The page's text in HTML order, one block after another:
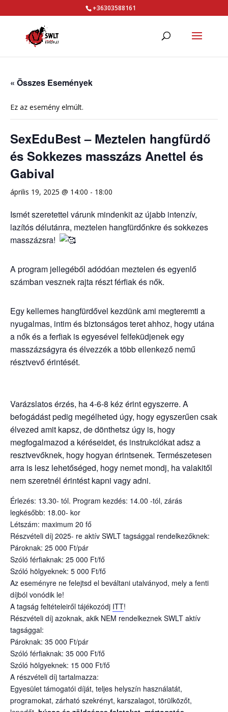
+36303588161
« Összes Események
Ez az esemény elmúlt.
SexEduBest – Meztelen hangfürdő
és Sokkezes masszázs Anettel és
Gabival
április 19, 2025 @ 14:00 - 18:00
Ismét szeretettel várunk mindenkit az újabb intenzív,
lazítós délutánra, meztelen hangfürdőnkre és sokkezes
masszázsra!
A program jellegéből adódóan meztelen és egyenlő
számban vesznek rajta részt férfiak és nők.
Egy kellemes hangfürdővel kezdünk ami megteremti a
nyugalmas, intim és biztonságos teret ahhoz, hogy utána
a nők és a ferfiak is egyesével felfeküdjenek egy
masszázságyra és élvezzék a több ellenkező nemű
résztvevő érintését.
Varázslatos érzés, ha 4-6-8 kéz érint egyszerre. A
befogádást pedig megélheted úgy, hogy egyszerűen csak
élvezed amit kapsz, de dönthetsz úgy is, hogy
megfogalmazod a kéréseidet, és instrukciókat adsz a
resztvevőknek, hogy hogyan érintsenek. Természetesen
arra is lesz lehetőséged, hogy nemet mondj, ha valakitől
nem szeretnél érintést kapni vagy adni.
Érlezés: 13.30- tól. Program kezdés: 14.00 -tól, zárás
legkésőbb: 18.00- kor
Létszám: maximum 20 fő
Részvételi díj 2025- re aktív SWLT tagsággal rendelkezőknek:
Pároknak: 25 000 Ft/pár
Szóló férfiaknak: 25 000 Ft/fő
Szóló hölgyeknek: 5 000 Ft/fő
Az eseményre ne felejtsd el beváltani utalványod, mely a fenti
díjból vonódik le!
A tagság feltételeiről tájékozódj ITT!
Részvételi díj azoknak, akik NEM rendelkeznek SWLT aktív
tagsággal:
Pároknak: 35 000 Ft/pár
Szóló férfiaknak: 35 000 Ft/fő
Szóló hölgyeknek: 15 000 Ft/fő
A részvételi díj tartalmazza:
Egyesület támogatói díját, teljes helyszín használatát,
programokat, zárható szekrényt, karszalagot, törülközőt,